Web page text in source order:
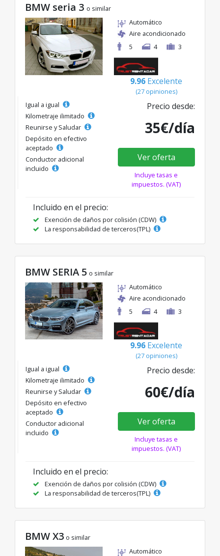
modelo ideal de la categoría seleccionada, con
tarifas excelentes desde solo 32€/día.
BMW seria 3 o similar
Automático
Aire acondicionado
5
4 3
9.96 Excelente
(27 opiniones)
Igual a igual
Kilometraje ilimitado
Reunirse y Saludar
Depósito en efectivo
aceptado
Conductor adicional
incluido
Precio desde:
35€/día
Ver oferta
Incluye tasas e
impuestos. (VAT)
Incluido en el precio:
Exención de daños por colisión (CDW)
La responsabilidad de terceros(TPL)
BMW SERIA 5 o similar
Automático
Aire acondicionado
5
4 3
9.96 Excelente
(27 opiniones)
Igual a igual
Kilometraje ilimitado
Reunirse y Saludar
Depósito en efectivo
aceptado
Conductor adicional
incluido
Precio desde:
60€/día
Ver oferta
Incluye tasas e
impuestos. (VAT)
Incluido en el precio:
Exención de daños por colisión (CDW)
La responsabilidad de terceros(TPL)
BMW X3 o similar
Automático